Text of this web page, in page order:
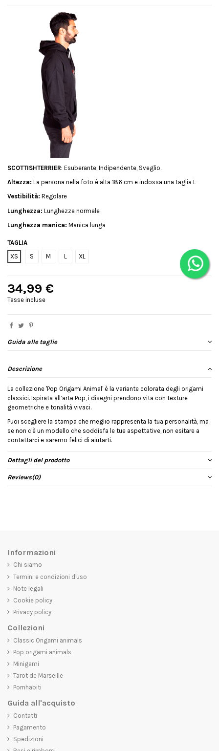
SCOTTISHTERRIER: Esuberante, Indipendente, Sveglio.
Altezza: La persona nella foto è alta 186 cm e indossa una taglia L
Vestibilità: Regolare
Lunghezza: Lunghezza normale
Lunghezza manica: Manica lunga
TAGLIA
XS
S M L XL
34,99 €
Tasse incluse
Guida alle taglie
Descrizione
La collezione 'Pop Origami Animal' è la variante colorata degli origami
classici. Ispirata all’arte Pop, i disegni prendono vita con texture
geometriche e tonalità vivaci.
Puoi scegliere la stampa che meglio rappresenta la tua personalità, ma
se non c'è un modello che soddisfa le tue aspettative, non esitare a
contattarci e saremo felici di aiutarti.
Dettagli del prodotto
Reviews(0)
Informazioni
Chi siamo
Termini e condizioni d'uso
Note legali
Cookie policy
Privacy policy
Collezioni
Classic Origami animals
Pop origami animals
Minigami
Tarot de Marseille
Pornhabiti
Guida all'acquisto
Contatti
Pagamento
Spedizioni